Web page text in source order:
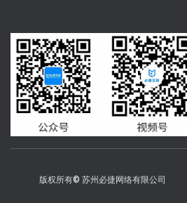
版权所有© 苏州必捷网络有限公司